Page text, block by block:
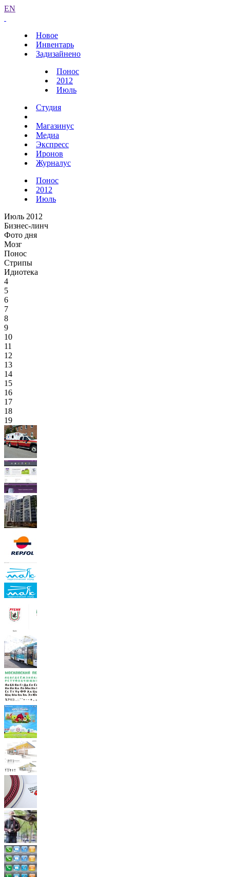
EN
Новое
Инвентарь
Задизайнено
Понос
2012
Июль
Студия
Магазинус
Медиа
Экспресс
Иронов
Журналус
Понос
2012
Июль
Июль 2012
Бизнес-линч
Фото дня
Мозг
Понос
Стрипы
Идиотека
4
5
6
7
8
9
10
11
12
13
14
15
16
17
18
19